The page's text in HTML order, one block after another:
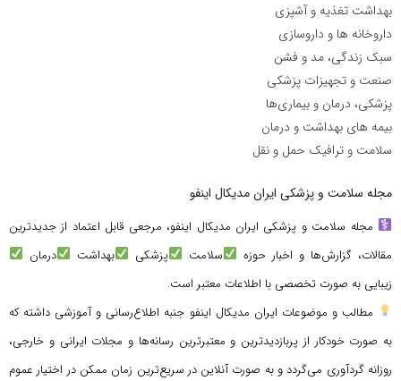
بهداشت تغذیه و آشپزی
داروخانه ها و داروسازی
سبک زندگی، مد و فشن
صنعت و تجهیزات پزشکی
پزشکی، درمان و بیماری‌ها
بیمه های بهداشت و درمان
سلامت و ترافیک حمل و نقل
مجله سلامت و پزشکی ایران مدیکال اینفو
مجله سلامت و پزشکی ایران مدیکال اینفو، مرجعی قابل اعتماد از جدیدترین
مقالات، گزارش‌ها و اخبار حوزه
سلامت پزشکی بهداشت
درمان
زیبایی به صورت تخصصی با اطلاعات معتبر است.
مطالب و موضوعات ایران مدیکال اینفو جنبه اطلاع‌رسانی و آموزشی داشته که
به صورت خودکار از پربازدیدترین و معتبرترین رسانه‌ها و مجلات ایرانی و خارجی،
روزانه گردآوری می‌گردد و به صورت آنلاین در سریع‌ترین زمان ممکن در اختیار عموم